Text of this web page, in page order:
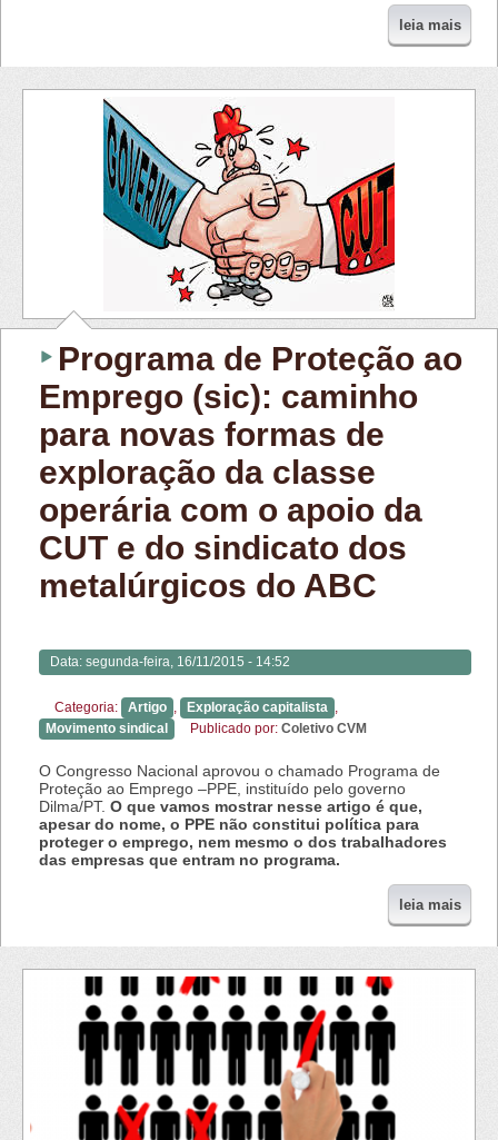
leia mais
Programa de Proteção ao
Emprego (sic): caminho
para novas formas de
exploração da classe
operária com o apoio da
CUT e do sindicato dos
metalúrgicos do ABC
Data: segunda-feira, 16/11/2015 - 14:52
Categoria: Artigo , Exploração capitalista ,
Movimento sindical
Publicado por: Coletivo CVM
O Congresso Nacional aprovou o chamado Programa de
Proteção ao Emprego –PPE, instituído pelo governo
Dilma/PT. O que vamos mostrar nesse artigo é que,
apesar do nome, o PPE não constitui política para
proteger o emprego, nem mesmo o dos trabalhadores
das empresas que entram no programa.
leia mais